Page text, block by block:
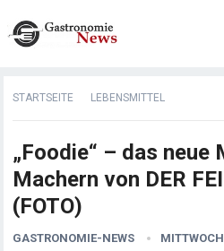
STARTSEITE LEBENSMITTEL
„Foodie“ – das neue
Machern von DER
(FOTO)
GASTRONOMIE-NEWS